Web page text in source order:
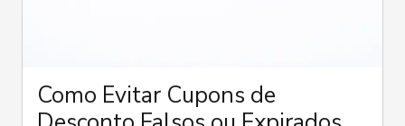
Como Evitar Cupons de